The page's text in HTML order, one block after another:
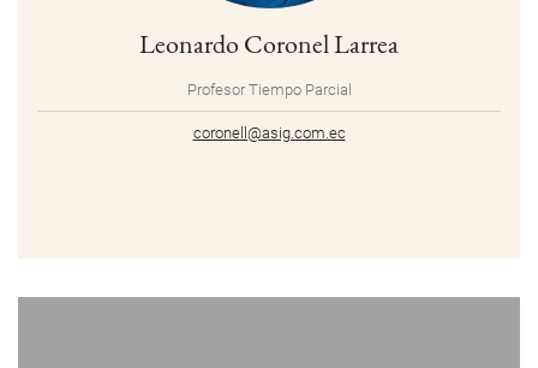
Leonardo Coronel Larrea
Profesor Tiempo Parcial
coronell@asig.com.ec